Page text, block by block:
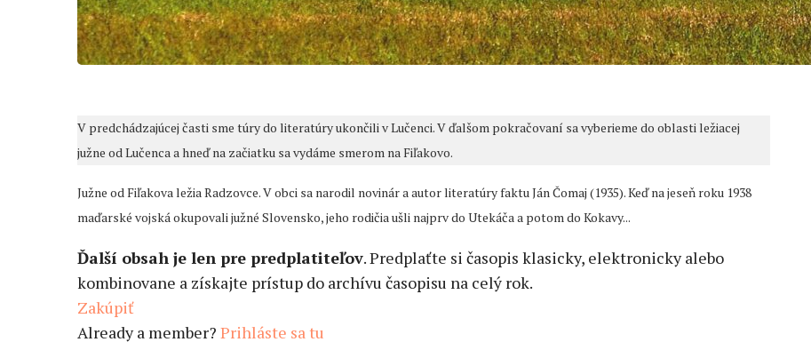
V predchádzajúcej časti sme túry do literatúry ukončili v Lučenci. V ďalšom pokračovaní sa vyberieme do oblasti ležiacej
južne od Lučenca a hneď na začiatku sa vydáme smerom na Fiľakovo.
Južne od Fiľakova ležia Radzovce. V obci sa narodil novinár a autor literatúry faktu Ján Čomaj (1935). Keď na jeseň roku 1938
maďarské vojská okupovali južné Slovensko, jeho rodičia ušli najprv do Utekáča a potom do Kokavy...
Ďalší obsah je len pre predplatiteľov. Predplaťte si časopis klasicky, elektronicky alebo
kombinovane a získajte prístup do archívu časopisu na celý rok.
Zakúpiť
Already a member? Prihláste sa tu